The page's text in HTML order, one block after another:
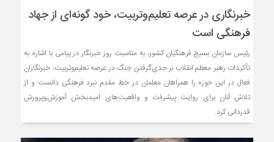
خبرنگاری در عرصه تعلیم‌وتربیت، خود گونه‌ای از جهاد
فرهنگی است
رئیس سازمان بسیج فرهنگیان کشور، به مناسبت روز خبرنگار در پیامی با اشاره به
تأکیدات رهبر معظم انقلاب بر جدی‌گرفتن جنگ در عرصه تعلیم‌وتربیت، خبرنگاران
فعال در این حوزه را همراهان معلمان در خط مقدم نبرد فرهنگی دانست و از
تلاش آنان برای روایت پیشرفت و واقعیت‌های امیدبخش آموزش‌وپرورش
قدردانی کرد.